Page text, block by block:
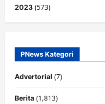
2023 (573)
PNews Kategori
Advertorial (7)
Berita (1,813)